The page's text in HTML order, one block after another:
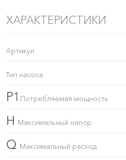
ХАРАКТЕРИСТИКИ
Артикул
Тип насоса
P1 Потребляемая мощность
H Максимальный напор
Q Максимальный расход